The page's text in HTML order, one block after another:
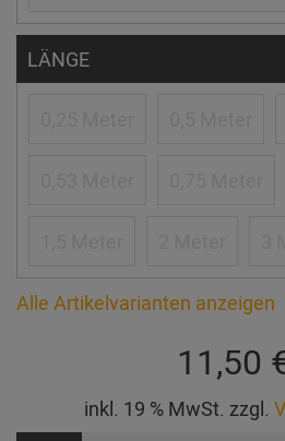
LÄNGE
Alle Artikelvarianten anzeigen
11,50
inkl. 19 % MwSt. zzgl.